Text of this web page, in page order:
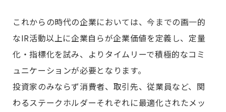
これからの時代の企業においては、今までの画一的
なIR活動以上に企業自らが企業価値を定義し、定量
化・指標化を試み、よりタイムリーで積極的なコミ
ュニケーションが必要となります。
投資家のみならず消費者、取引先、従業員など、関
わるステークホルダーそれぞれに最適化されたメッ